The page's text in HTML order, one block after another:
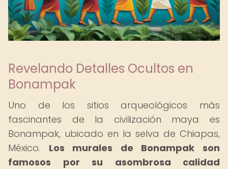
Revelando Detalles Ocultos en
Bonampak
Uno de los sitios arqueológicos más
fascinantes de la civilización maya es
Bonampak, ubicado en la selva de Chiapas,
México. Los murales de Bonampak son
famosos por su asombrosa calidad